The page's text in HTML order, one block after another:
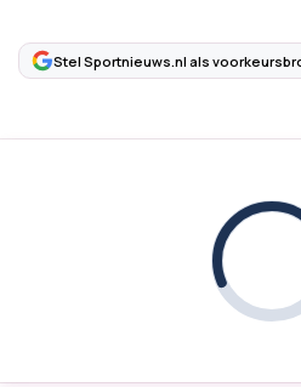
Stel Sportnieuws.nl als